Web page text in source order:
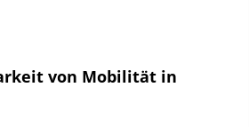
l
von Mobilität in